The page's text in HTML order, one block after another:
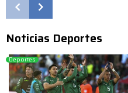
Noticias Deportes
Deportes